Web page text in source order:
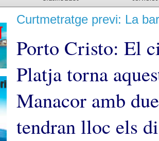
Curtmetratge previ: La
Porto Cristo: El
Platja torna
Manacor amb
tendran lloc els